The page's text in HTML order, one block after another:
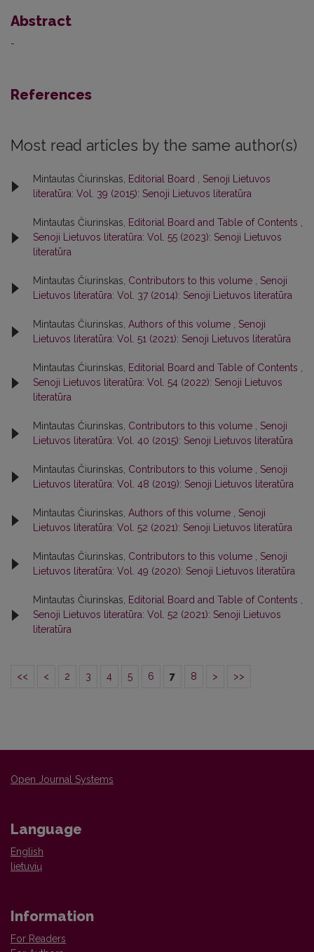
Abstract
-
References
Most read articles by the same author(s)
Mintautas Čiurinskas, Editorial Board , Senoji Lietuvos
literatūra: Vol. 39 (2015): Senoji Lietuvos literatūra
Mintautas Čiurinskas, Editorial Board and Table of Contents ,
Senoji Lietuvos literatūra: Vol. 55 (2023): Senoji Lietuvos
literatūra
Mintautas Čiurinskas, Contributors to this volume , Senoji
Lietuvos literatūra: Vol. 37 (2014): Senoji Lietuvos literatūra
Mintautas Čiurinskas, Authors of this volume , Senoji
Lietuvos literatūra: Vol. 51 (2021): Senoji Lietuvos literatūra
Mintautas Čiurinskas, Editorial Board and Table of Contents ,
Senoji Lietuvos literatūra: Vol. 54 (2022): Senoji Lietuvos
literatūra
Mintautas Čiurinskas, Contributors to this volume , Senoji
Lietuvos literatūra: Vol. 40 (2015): Senoji Lietuvos literatūra
Mintautas Čiurinskas, Contributors to this volume , Senoji
Lietuvos literatūra: Vol. 48 (2019): Senoji Lietuvos literatūra
Mintautas Čiurinskas, Authors of this volume , Senoji
Lietuvos literatūra: Vol. 52 (2021): Senoji Lietuvos literatūra
Mintautas Čiurinskas, Contributors to this volume , Senoji
Lietuvos literatūra: Vol. 49 (2020): Senoji Lietuvos literatūra
Mintautas Čiurinskas, Editorial Board and Table of Contents ,
Senoji Lietuvos literatūra: Vol. 52 (2021): Senoji Lietuvos
literatūra
<< < 2 3 4 5 6 7 8 > >>
Open Journal Systems
Language
English
lietuvių
Information
For Readers